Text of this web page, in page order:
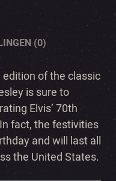
(0)
of the classic
is sure to
Elvis’ 70th
fact, the festivities
and will last all
the United States.